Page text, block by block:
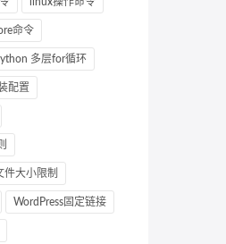
命令
多层for循环
配置
件大小限制
WordPress固定链接